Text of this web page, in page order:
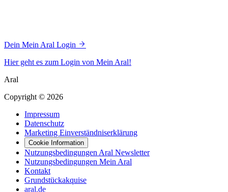
Dein Mein Aral Login
Hier geht es zum Login von Mein Aral!
Aral
Copyright © 2026
Impressum
Datenschutz
Marketing Einverständniserklärung
Cookie Information
Nutzungsbedingungen Aral Newsletter
Nutzungsbedingungen Mein Aral
Kontakt
Grundstückakquise
aral.de